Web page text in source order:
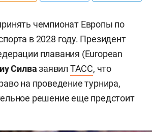
чемпионат Европы по
в 2028 году. Президент
плавания (European
Силвазаявил ТАСС, что
на проведение турнира,
решение еще предстоит